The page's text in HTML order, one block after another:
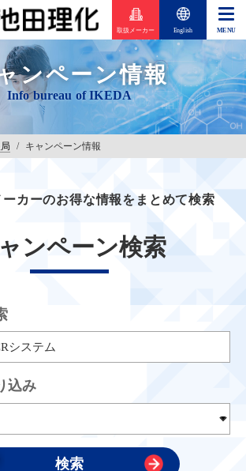
取扱メーカー English
ンペーン情報
/ キャンペーン情報
ーカーのお得な情報をまとめて検索
ンペーン検索
込み